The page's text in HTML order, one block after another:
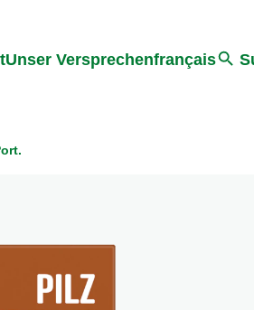
Unser Versprechenfrançais